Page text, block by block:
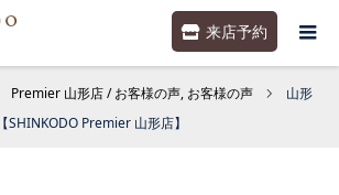
来店予約
Premier 山形店 / お客様の声, お客様の声
山形
SHINKODO Premier 山形店】